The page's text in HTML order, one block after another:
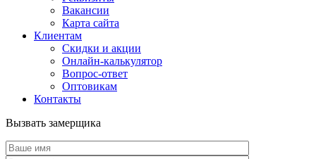
Вакансии
Карта сайта
Клиентам
Скидки и акции
Онлайн-калькулятор
Вопрос-ответ
Оптовикам
Контакты
Вызвать замерщика